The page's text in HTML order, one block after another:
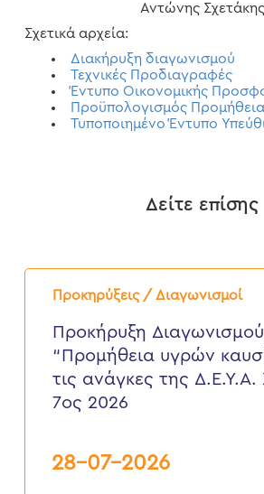
Αντώνης Σχετάκης
Σχετικά αρχεία:
Διακήρυξη διαγωνισμού
Τεχνικές Προδιαγραφές
Έντυπο Οικονομικής
Προϋπολογισμός
Τυποποιημένο Έντυπο
Δείτε επίσης
Προκηρύξεις / Διαγωνισμοί
Προκήρυξη
Διαγωνισμού
υγρών
καυσίμων
ανάγκες
2026
Προκήρυξη Διαγωνισμού
“Προμήθεια υγρών
τις ανάγκες της
7ος 2026
28-07-2026